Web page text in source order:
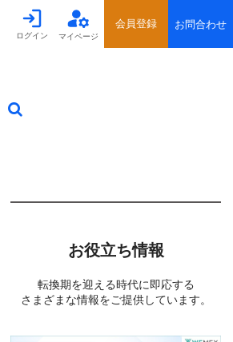
ログイン マイページ
お役立ち情報
転換期を迎える時代に即応する
さまざまな情報をご提供しています。